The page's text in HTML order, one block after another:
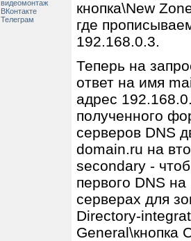
видеомонтаж
ВКонтакте
Телеграм
кнопка\New
где
192.168.0.3.
Теперь на
ответ на имя
адрес
полученного
серверов DNS
domain.ru на
secondary -
первого DNS
серверах для
Directory-
General\кнопка